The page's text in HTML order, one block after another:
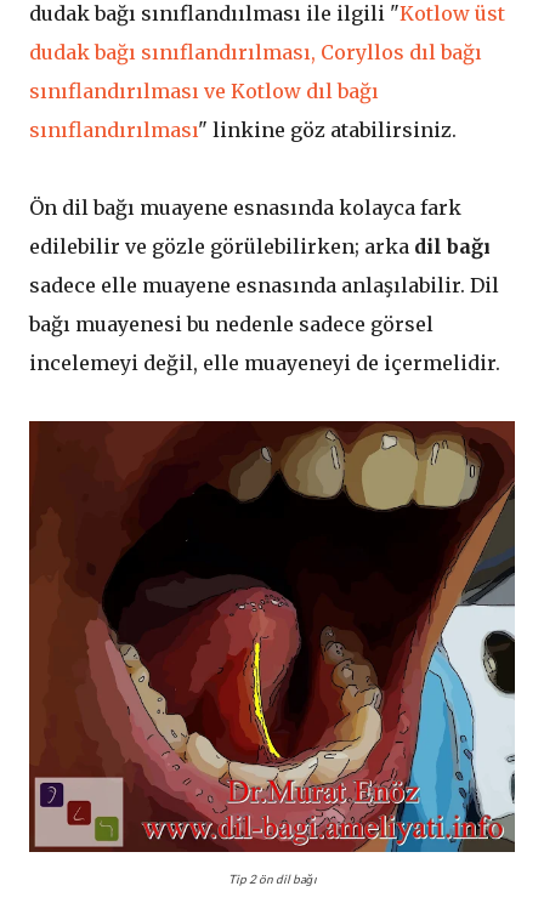
dudak bağı sınıflandıılması ile ilgili "Kotlow üst
dudak bağı sınıflandırılması, Coryllos dıl bağı
sınıflandırılması ve Kotlow dıl bağı
sınıflandırılması" linkine göz atabilirsiniz.
Ön dil bağı muayene esnasında kolayca fark
edilebilir ve gözle görülebilirken; arka dil bağı
sadece elle muayene esnasında anlaşılabilir. Dil
bağı muayenesi bu nedenle sadece görsel
incelemeyi değil, elle muayeneyi de içermelidir.
Tip 2 ön dil bağı